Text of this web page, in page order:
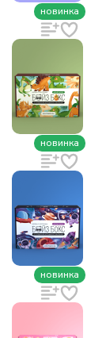
новинка
новинка
новинка